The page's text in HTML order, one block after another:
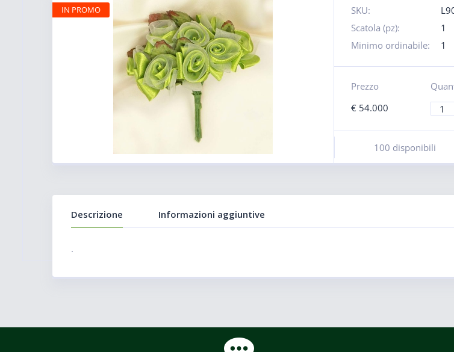
SKU:
Scatola (pz):
1
Minimo ordinabile:
1
Prezzo
€ 54.000
100 disponibili
IN PROMO
Descrizione Informazioni aggiuntive
.